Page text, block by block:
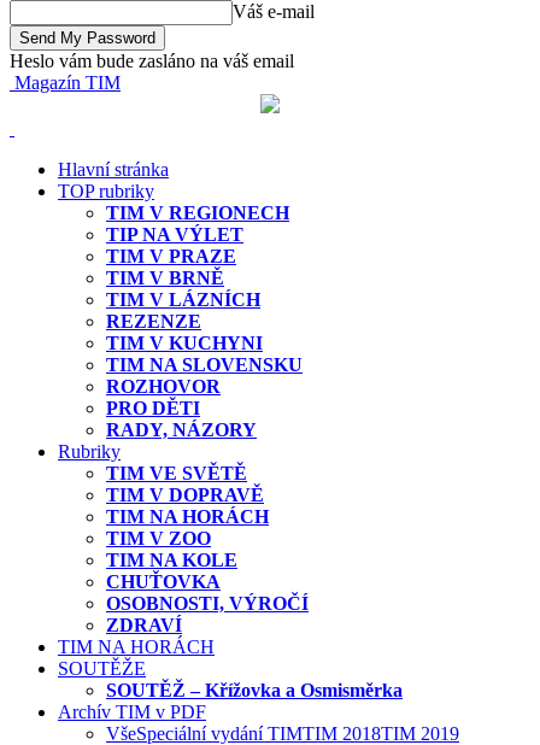
Váš e-mail
Heslo vám bude zasláno na váš email
Magazín TIM
Hlavní stránka
TOP rubriky
TIM V REGIONECH
TIP NA VÝLET
TIM V PRAZE
TIM V BRNĚ
TIM V LÁZNÍCH
REZENZE
TIM V KUCHYNI
TIM NA SLOVENSKU
ROZHOVOR
PRO DĚTI
RADY, NÁZORY
Rubriky
TIM VE SVĚTĚ
TIM V DOPRAVĚ
TIM NA HORÁCH
TIM V ZOO
TIM NA KOLE
CHUŤOVKA
OSOBNOSTI, VÝROČÍ
ZDRAVÍ
TIM NA HORÁCH
SOUTĚŽE
SOUTĚŽ – Křížovka a Osmisměrka
Archív TIM v PDF
VšeSpeciální vydání TIMTIM 2018TIM 2019